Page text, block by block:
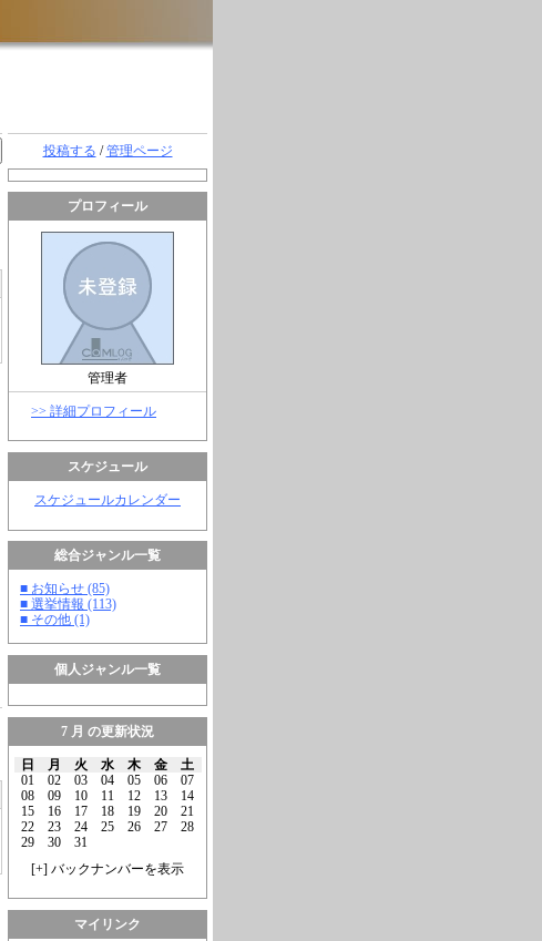
投稿する /管理ページ
プロフィール
管理者
>> 詳細プロフィール
スケジュール
スケジュールカレンダー
総合ジャンル一覧
■ お知らせ (85)
■ 選挙情報 (113)
■ その他 (1)
個人ジャンル一覧
7 月 の更新状況
日 月 火 水 木 金
土
01
02 03 04 05 06
07
08
09 10 11 12 13
14
15
16 17 18 19 20
21
22
23 24 25 26 27
28
29
30
31
[+] バックナンバーを表示
マイリンク